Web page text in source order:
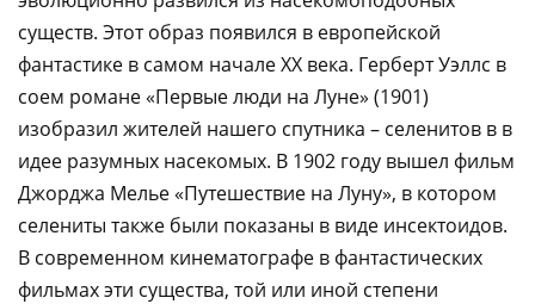
существ. Этот образ появился в европейской
фантастике в самом начале ХХ века. Герберт Уэллс в
соем романе «Первые люди на Луне» (1901)
изобразил жителей нашего спутника – селенитов в в
идее разумных насекомых. В 1902 году вышел фильм
Джорджа Мелье «Путешествие на Луну», в котором
селениты также были показаны в виде инсектоидов.
В современном кинематографе в фантастических
фильмах эти существа, той или иной степени